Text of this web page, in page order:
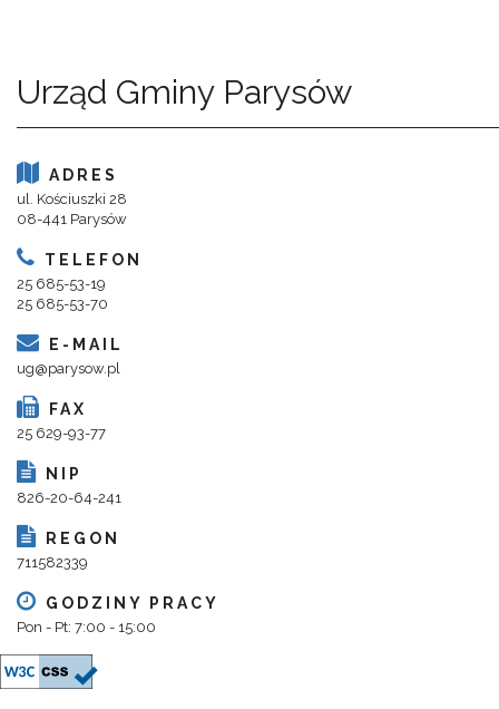
Urząd Gminy Parysów
ADRES
ul. Kościuszki 28
08-441 Parysów
TELEFON
25 685-53-19
25 685-53-70
E-MAIL
ug@parysow.pl
FAX
25 629-93-77
NIP
826-20-64-241
REGON
711582339
GODZINY PRACY
Pon - Pt: 7:00 - 15:00